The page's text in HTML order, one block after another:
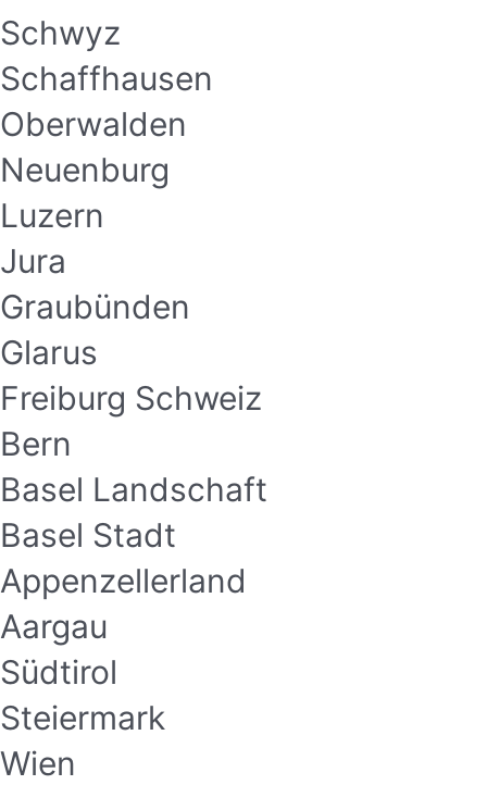
Schwyz
Schaffhausen
Oberwalden
Neuenburg
Luzern
Jura
Graubünden
Glarus
Freiburg Schweiz
Bern
Basel Landschaft
Basel Stadt
Appenzellerland
Aargau
Südtirol
Steiermark
Wien